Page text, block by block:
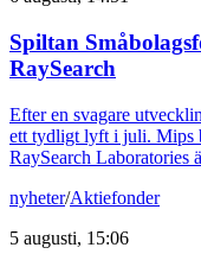
Spiltan
RaySearch
Efter en svagare
ett tydligt lyft i juli. Mips
RaySearch Laboratories
nyheter/Aktiefonder
5 augusti, 15:06